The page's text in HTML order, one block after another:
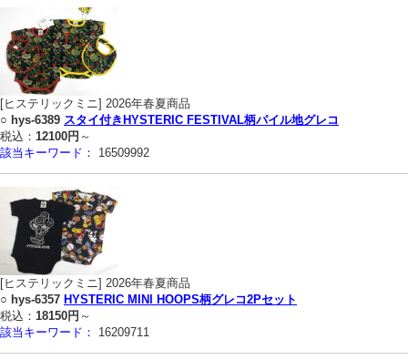
[ヒステリックミニ] 2026年春夏商品
○ hys-6389 スタイ付きHYSTERIC FESTIVAL柄パイル地グレコ
税込： 12100円 ～
該当キーワード：
16509992
[ヒステリックミニ] 2026年春夏商品
○ hys-6357 HYSTERIC MINI HOOPS柄グレコ2Pセット
税込： 18150円 ～
該当キーワード：
16209711